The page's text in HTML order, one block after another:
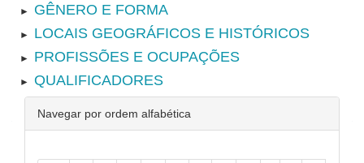
► GÊNERO E FORMA
► LOCAIS GEOGRÁFICOS E HISTÓRICOS
► PROFISSÕES E OCUPAÇÕES
► QUALIFICADORES
Navegar por ordem alfabética